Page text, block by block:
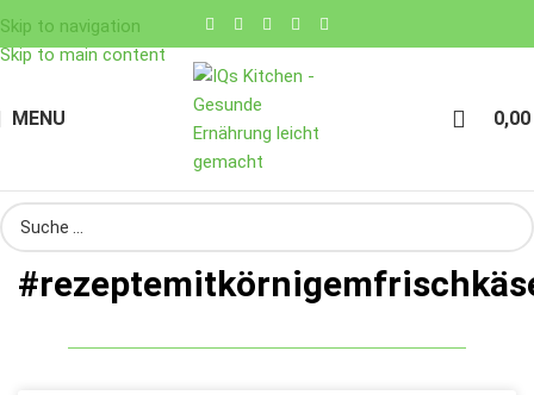
Skip to navigation
Skip to main content
MENU 0,00